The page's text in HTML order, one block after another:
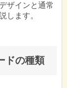
ザインと通常
します。
ドの種類